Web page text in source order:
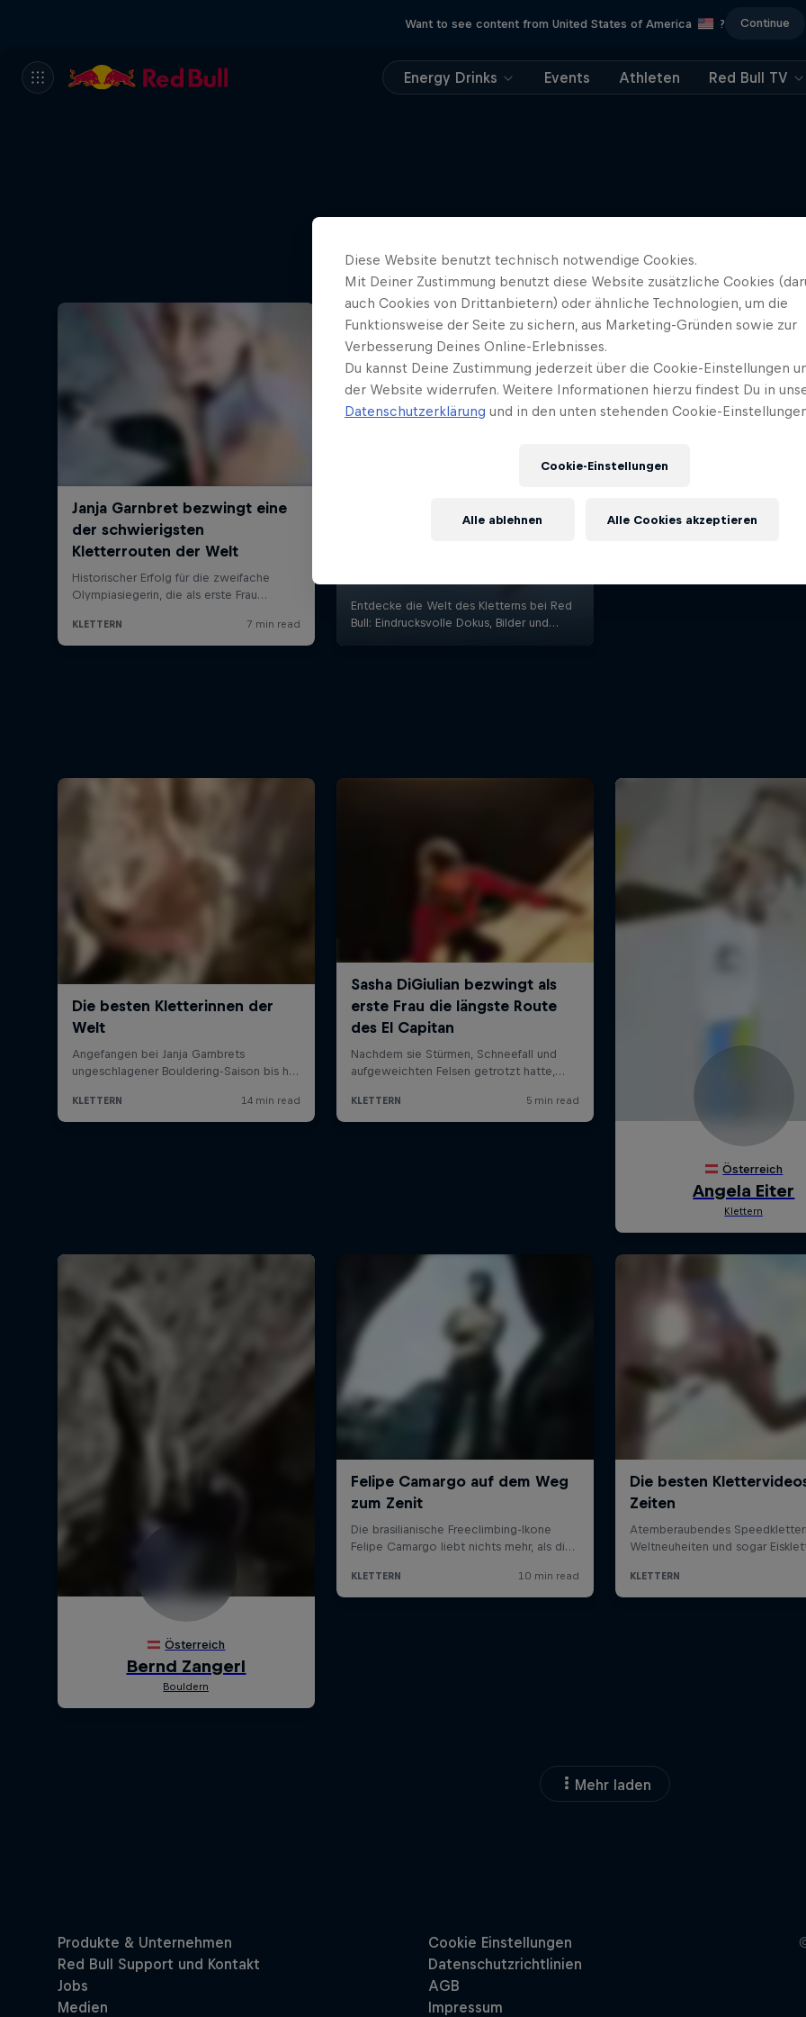
Want to see content from United States of America ? Continue
Energy Drinks Events Athleten Red Bull TV
Here to Climb
Ein exklusiver Einblick in das
Leben von Sasha
KLETTERN
Mehr laden
Diese Website benutzt technisch notwendige Cookies.
Mit Deiner Zustimmung benutzt diese Website zusätzliche Cookies
auch Cookies von Drittanbietern) oder ähnliche Technologien, um die
Funktionsweise der Seite zu sichern, aus Marketing-Gründen sowie zur
Verbesserung Deines Online-Erlebnisses.
Du kannst Deine Zustimmung jederzeit über die Cookie-Einstellungen
der Website widerrufen. Weitere Informationen hierzu findest Du in
Datenschutzerklärung und in den unten stehenden Cookie-
Cookie-Einstellungen
Alle ablehnen Alle Cookies akzeptieren